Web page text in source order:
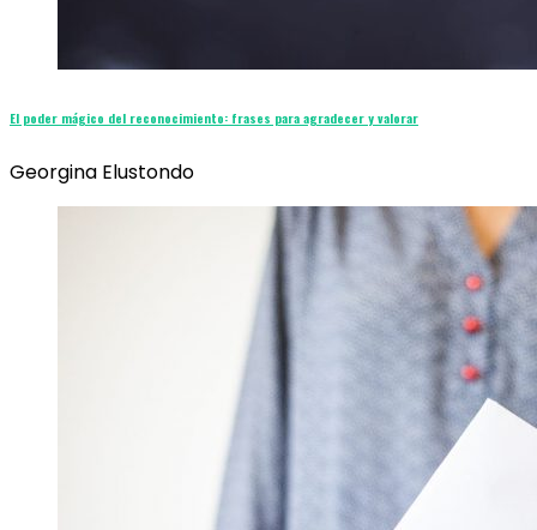
El poder mágico del reconocimiento: frases para agradecer y valorar
Georgina Elustondo